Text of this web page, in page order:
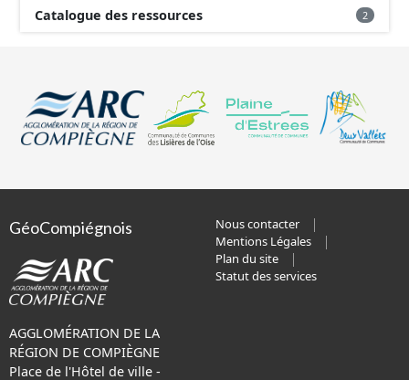
Catalogue des ressources 2
GéoCompiégnois
AGGLOMÉRATION DE LA
RÉGION DE COMPIÈGNE
Place de l'Hôtel de ville -
Nous contacter
Mentions Légales
Plan du site
Statut des services